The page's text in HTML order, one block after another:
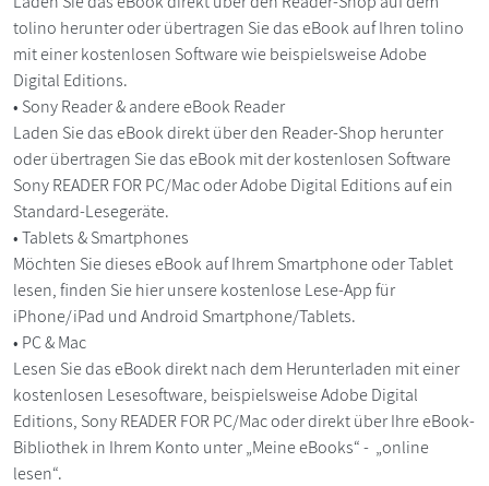
tolino herunter oder übertragen Sie das eBook auf Ihren tolino
mit einer kostenlosen Software wie beispielsweise Adobe
Digital Editions.
• Sony Reader & andere eBook Reader
Laden Sie das eBook direkt über den Reader-Shop herunter
oder übertragen Sie das eBook mit der kostenlosen Software
Sony READER FOR PC/Mac oder Adobe Digital Editions auf ein
Standard-Lesegeräte.
• Tablets & Smartphones
Möchten Sie dieses eBook auf Ihrem Smartphone oder Tablet
lesen, finden Sie hier unsere kostenlose Lese-App für
iPhone/iPad und Android Smartphone/Tablets.
• PC & Mac
Lesen Sie das eBook direkt nach dem Herunterladen mit einer
kostenlosen Lesesoftware, beispielsweise Adobe Digital
Editions, Sony READER FOR PC/Mac oder direkt über Ihre eBook-
Bibliothek in Ihrem Konto unter „Meine eBooks“ - „online
lesen“.